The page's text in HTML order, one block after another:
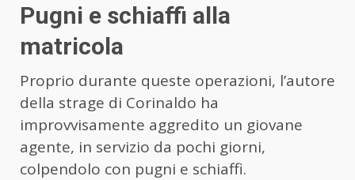
Pugni e schiaffi alla
matricola
Proprio durante queste operazioni, l’autore
della strage di Corinaldo ha
improvvisamente aggredito un giovane
agente, in servizio da pochi giorni,
colpendolo con pugni e schiaffi.